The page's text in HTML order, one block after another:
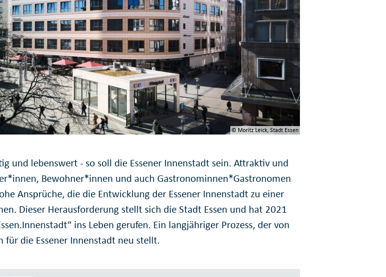
© Moritz Leick, Stadt Essen
und lebenswert - so soll die Essener Innenstadt sein. Attraktiv und
Bewohner*innen und auch Gastronominnen*Gastronomen
Ansprüche, die die Entwicklung der Essener Innenstadt zu einer
Dieser Herausforderung stellt sich die Stadt Essen und hat 2021
ins Leben gerufen. Ein langjähriger Prozess, der von
für die Essener Innenstadt neu stellt.